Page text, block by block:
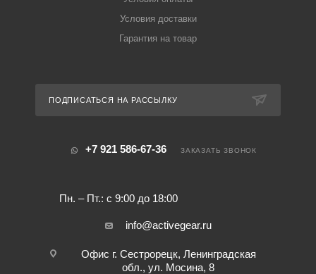
Условия доставки
Гарантия на товар
ПОДПИСАТЬСЯ НА РАССЫЛКУ
+7 921 586-67-36
Пн. – Пт.: с 9:00 до 18:00
ЗАКАЗАТЬ ЗВОНОК
info@activegear.ru
Офис г. Сестрорецк, Ленинградская
обл., ул. Мосина, 8